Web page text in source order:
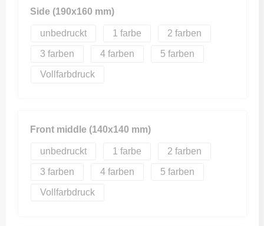
Side (190x160 mm)
unbedruckt 1 2
3 4 5
Vollfarbdruck
Front middle (140x140 mm)
unbedruckt 1 2
3 4 5
Vollfarbdruck